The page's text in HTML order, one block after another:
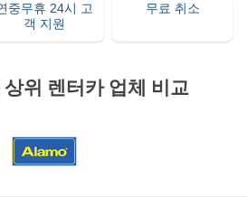
중무휴 24시 고
객 지원
무료 취소
위 렌터카 업체 비교